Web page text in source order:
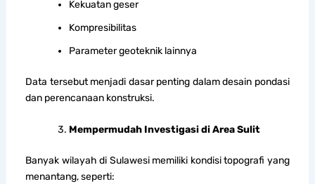
Kekuatan geser
Kompresibilitas
Parameter geoteknik lainnya
Data tersebut menjadi dasar penting dalam desain pondasi
dan perencanaan konstruksi.
Mempermudah Investigasi di Area Sulit
Banyak wilayah di Sulawesi memiliki kondisi topografi yang
menantang, seperti: